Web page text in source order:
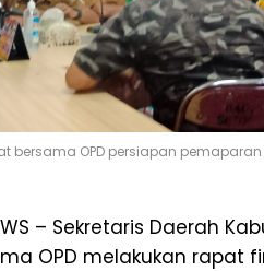
bersama OPD persiapan
– Sekretaris Daerah
OPD melakukan rapat